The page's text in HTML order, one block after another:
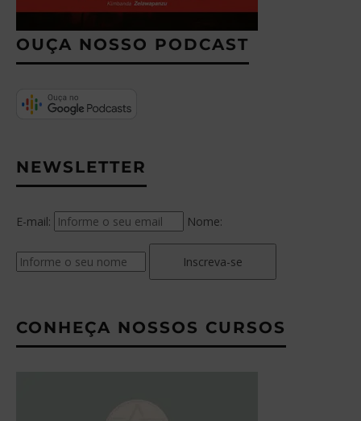
OUÇA NOSSO PODCAST
NEWSLETTER
E-mail: Nome:
Inscreva-se
CONHEÇA NOSSOS CURSOS